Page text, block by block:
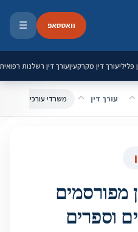
וואטסאפ ☰
פליליעורך דין מקרקעיןעורך דין רשלנות רפואית
עורך דין משרדי עורכי דין
מפורסמים
וספרים